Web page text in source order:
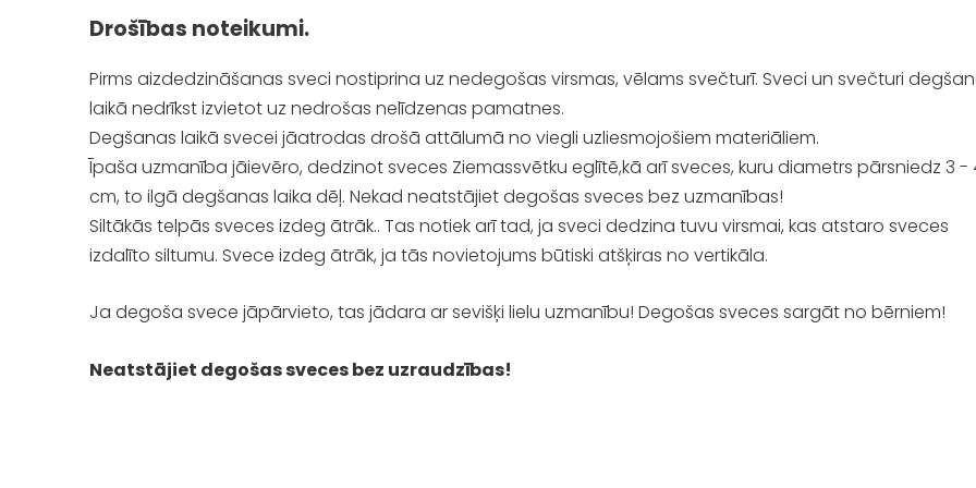
Drošības noteikumi.
Pirms aizdedzināšanas sveci nostiprina uz nedegošas virsmas, vēlams svečturī. Sveci un svečturi
laikā nedrīkst izvietot uz nedrošas nelīdzenas pamatnes.
Degšanas laikā svecei jāatrodas drošā attālumā no viegli uzliesmojošiem materiāliem.
Īpaša uzmanība jāievēro, dedzinot sveces Ziemassvētku eglītē,kā arī sveces, kuru diametrs pārsniedz 3 -
cm, to ilgā degšanas laika dēļ. Nekad neatstājiet degošas sveces bez uzmanības!
Siltākās telpās sveces izdeg ātrāk.. Tas notiek arī tad, ja sveci dedzina tuvu virsmai, kas atstaro sveces
izdalīto siltumu. Svece izdeg ātrāk, ja tās novietojums būtiski atšķiras no vertikāla.
Ja degoša svece jāpārvieto, tas jādara ar sevišķi lielu uzmanību! Degošas sveces sargāt no bērniem!
Neatstājiet degošas sveces bez uzraudzības!